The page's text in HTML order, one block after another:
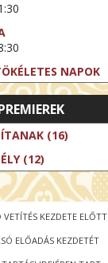
NAPOK
VINCENT
THE FIFTH
(16)
(12)
KEZDETE ELŐTT
ELŐADÁS KEZDETÉT